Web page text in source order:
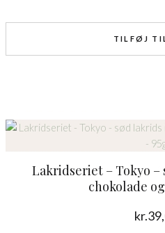
TILFØJ
Lakridseriet – Tokyo –
chokolade
kr.